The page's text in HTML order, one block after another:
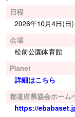
日程
2026年10月4日(日)
会場
松前公園体育館
Planet
詳細はこちら
都道府県協会ホーム
https://